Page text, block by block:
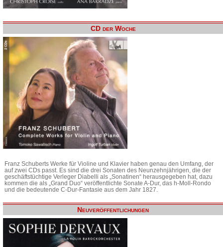
CD der Woche
Franz Schuberts Werke für Violine und Klavier haben genau den Umfang, der
auf zwei CDs passt. Es sind die drei Sonaten des Neunzehnjährigen, die der
geschäftstüchtige Verleger Diabelli als „Sonatinen“ herausgegeben hat, dazu
kommen die als „Grand Duo“ veröffentlichte Sonate A-Dur, das h-Moll-Rondo
und die bedeutende C-Dur-Fantasie aus dem Jahr 1827.
Neuveröffentlichungen